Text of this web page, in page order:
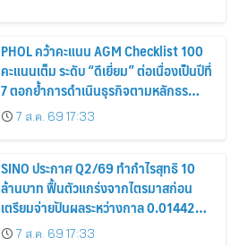
PHOL คว้าคะแนน AGM Checklist 100
คะแนนเต็ม ระดับ “ดีเยี่ยม” ต่อเนื่องเป็นปีที่
7 ตอกย้ำการดำเนินธุรกิจตามหลักธร
รมาภิบาล โปร่งใส สร้างความเชื่อมั่นผู้ถือ
หุ้น
7 ส.ค. 69 17:33
SINO ประกาศ Q2/69 ทำกำไรสุทธิ 10
ล้านบาท ฟื้นตัวแกร่งจากไตรมาสก่อน
เตรียมจ่ายปันผลระหว่างกาล 0.014423
บาทต่อหุ้น ครึ่งปีหลังมุ่งเติบโตต่อเนื่อง
7 ส.ค. 69 17:33